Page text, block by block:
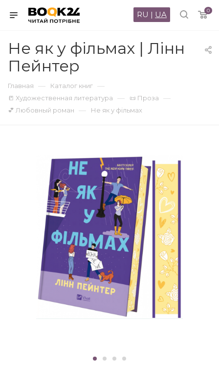
0
RU | UA
Не як у фільмах | Лінн
Пейнтер
Главная — Каталог книг —
📒 Художественная литература — 📜 Проза —
💕 Любовный роман — Не як у фільмах